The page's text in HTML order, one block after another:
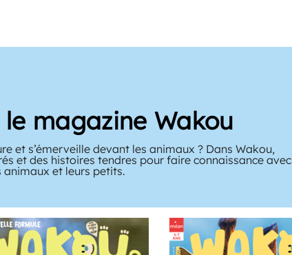
le magazine Wakou
et s’émerveille devant les animaux ? Dans Wakou,
et des histoires tendres pour faire connaissance avec
animaux et leurs petits.